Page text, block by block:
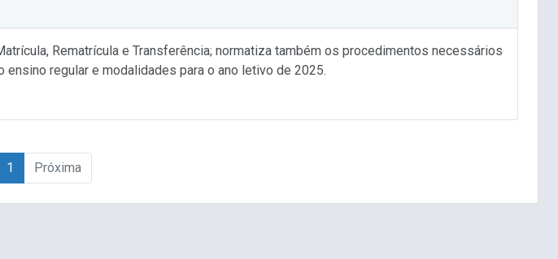
Rematrícula e Transferência; normatiza também os procedimentos necessários
regular e modalidades para o ano letivo de 2025.
1 Próxima